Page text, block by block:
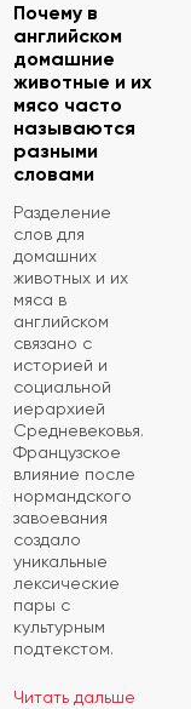
Почему в
английском
домашние
животные и их
мясо часто
называются
разными
словами
Разделение
слов для
домашних
животных и их
мяса в
английском
связано с
историей и
социальной
иерархией
Средневековья.
Французское
влияние после
нормандского
завоевания
создало
уникальные
лексические
пары с
культурным
подтекстом.
Читать дальше